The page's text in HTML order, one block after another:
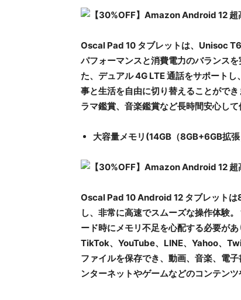
Oscal Pad 10 タブレットは、Unisoc
パフォーマンスと消費電力のバランス
た、デュアル 4G LTE 通話をサポート
事と生活を自由に切り替えることがで
ラマ鑑賞、音楽鑑賞など長時間安心して
大容量メモリ(14GB（8GB+6GB拡
Oscal Pad 10 Android 12 タブレットは
し、非常に高速でスムーズな操作体験
ード時にメモリ不足を心配する必要が
TikTok、YouTube、LINE、Yahoo、
ファイルを保存でき、動画、音楽、電
ンターネットやゲームなどのコンテンツ